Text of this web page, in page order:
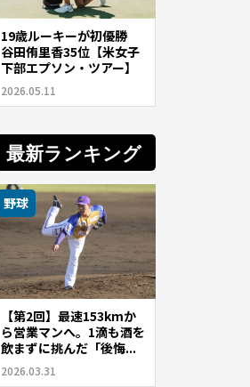
19歳ルーキーが初優勝
谷田侑里香35位【米女子
下部エプソン・ツアー】
2026.05.11
最新ランキング
野球
【第2回】最速153kmか
ら営業マンへ。1滴も酒を
飲まずに挑んだ「後悔...
2026.03.31